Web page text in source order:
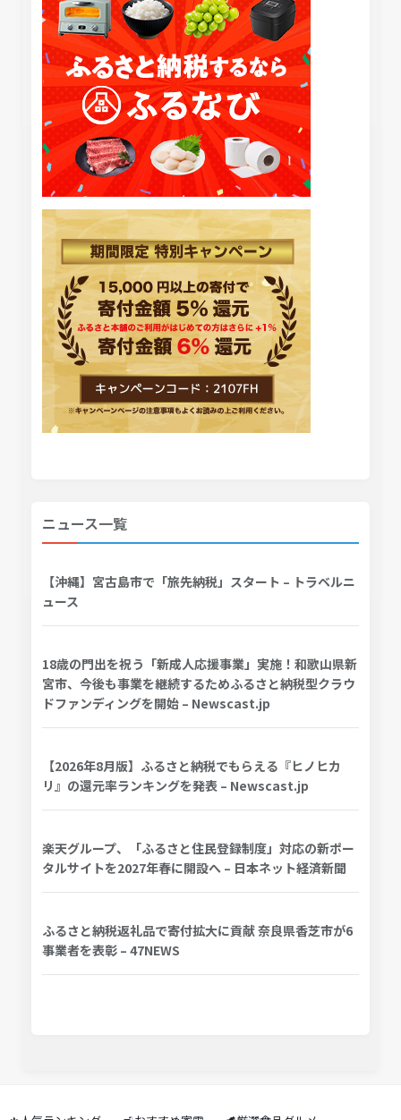
ニュース一覧
【沖縄】宮古島市で「旅先納税」スタート – トラベルニ
ュース
18歳の門出を祝う「新成人応援事業」実施！和歌山県新
宮市、今後も事業を継続するためふるさと納税型クラウ
ドファンディングを開始 – Newscast.jp
【2026年8月版】ふるさと納税でもらえる『ヒノヒカ
リ』の還元率ランキングを発表 – Newscast.jp
楽天グループ、「ふるさと住民登録制度」対応の新ポー
タルサイトを2027年春に開設へ – 日本ネット経済新聞
ふるさと納税返礼品で寄付拡大に貢献 奈良県香芝市が6
事業者を表彰 – 47NEWS